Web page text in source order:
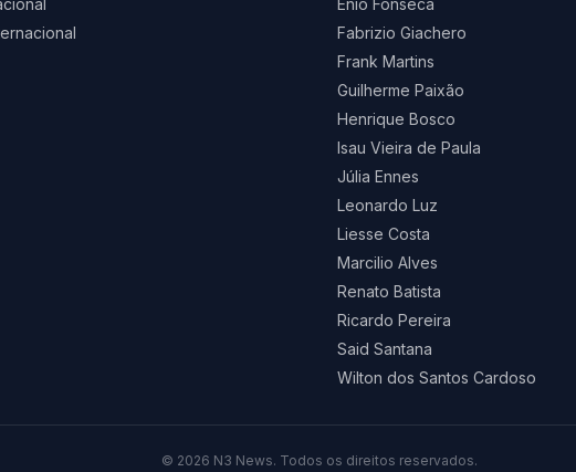
Enio Fonseca
Fabrizio Giachero
Frank Martins
Guilherme Paixão
Henrique Bosco
Isau Vieira de Paula
Júlia Ennes
Leonardo Luz
Liesse Costa
Marcilio Alves
Renato Batista
Ricardo Pereira
Said Santana
Wilton dos Santos Cardoso
© 2026 N3 News. Todos os direitos reservados.